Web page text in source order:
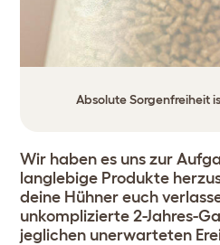
Absolute Sorgenfreiheit
Wir haben es uns zur
langlebige Produkte
deine Hühner euch
unkomplizierte 2-Jahres-
jeglichen unerwarteten